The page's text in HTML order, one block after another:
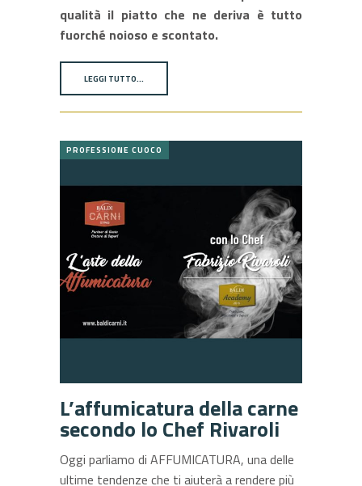
qualità il piatto che ne deriva è tutto
fuorché noioso e scontato.
LEGGI TUTTO…
PROFESSIONE CUOCO
L’affumicatura della carne
secondo lo Chef Rivaroli
Oggi parliamo di AFFUMICATURA, una delle
ultime tendenze che ti aiuterà a rendere più